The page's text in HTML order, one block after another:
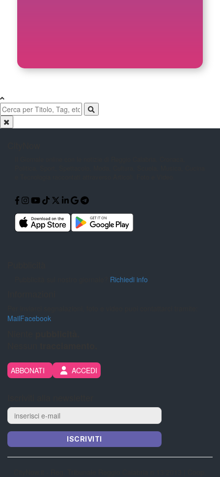
Richiedi info
MailFacebook
ABBONATI ACCEDI
ISCRIVITI